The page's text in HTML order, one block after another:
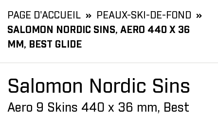
PAGE D'ACCUEIL
PEAUX-SKI-DE-FOND
SALOMON NORDIC SINS, AERO 440 X 36
MM, BEST GLIDE
Salomon Nordic Sins
Aero 9 Skins 440 x 36 mm, Best